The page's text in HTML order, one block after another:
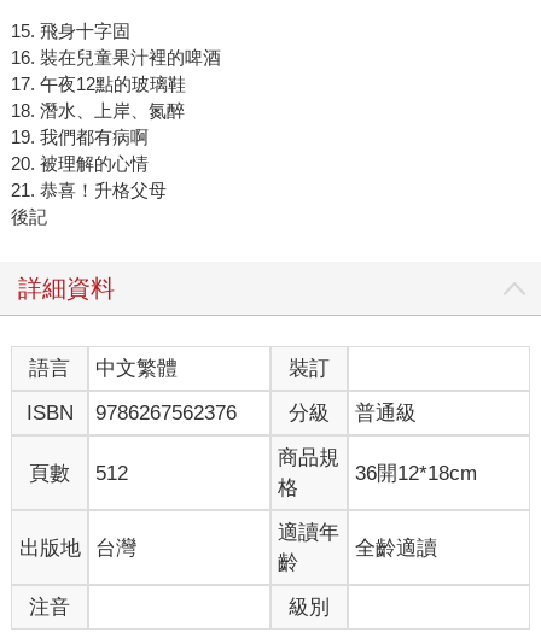
15. 飛身十字固
16. 裝在兒童果汁裡的啤酒
17. 午夜12點的玻璃鞋
18. 潛水、上岸、氮醉
19. 我們都有病啊
20. 被理解的心情
21. 恭喜！升格父母
後記
詳細資料
語言 中文繁體
裝訂
ISBN
9786267562376 分級 普通級
頁數 512
商品規
格
36開12*18cm
出版地 台灣
適讀年
齡
全齡適讀
注音 級別